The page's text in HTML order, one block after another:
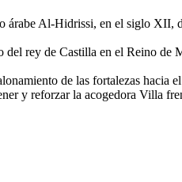
árabe Al-Hidrissi, en el siglo XII,
rey de Castilla en el Reino de
de las fortalezas hacia
y reforzar la acogedora Villa